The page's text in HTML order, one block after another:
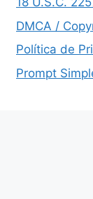
DMCA /
Política de
Prompt